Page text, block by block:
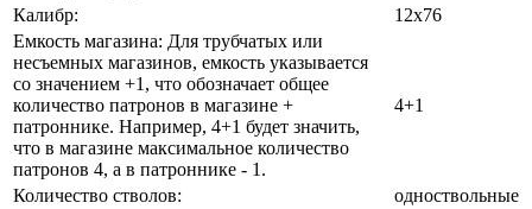
Калибр:
12x76
Емкость магазина: Для трубчатых или
несъемных магазинов, емкость указывается
со значением +1, что обозначает общее
количество патронов в магазине +
патроннике. Например, 4+1 будет значить,
что в магазине максимальное количество
патронов 4, а в патроннике - 1.
4+1
Количество стволов:
одноствольные